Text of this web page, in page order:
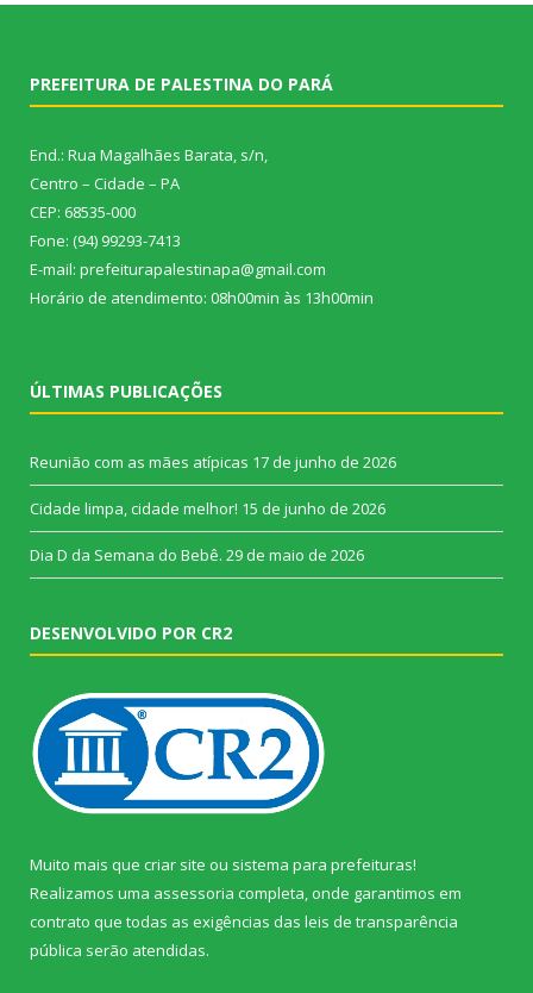
PREFEITURA DE PALESTINA DO PARÁ
End.: Rua Magalhães Barata, s/n,
Centro – Cidade – PA
CEP: 68535-000
Fone: (94) 99293-7413
E-mail: prefeiturapalestinapa@gmail.com
Horário de atendimento: 08h00min às 13h00min
ÚLTIMAS PUBLICAÇÕES
Reunião com as mães atípicas 17 de junho de 2026
Cidade limpa, cidade melhor! 15 de junho de 2026
Dia D da Semana do Bebê. 29 de maio de 2026
DESENVOLVIDO POR CR2
Muito mais que criar site ou sistema para prefeituras!
Realizamos uma assessoria completa, onde garantimos em
contrato que todas as exigências das leis de transparência
pública serão atendidas.